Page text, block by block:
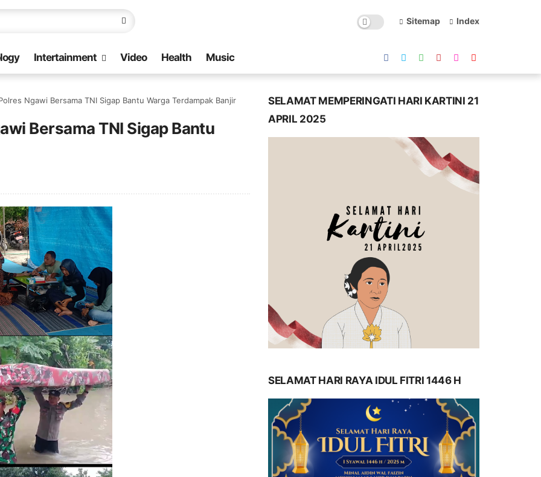
Sitemap Index
Intertainment Video Health Music
Ngawi Bersama TNI Sigap Bantu Warga Terdampak Banjir
Bersama TNI Sigap Bantu
SELAMAT MEMPERINGATI HARI KARTINI 21
APRIL 2025
SELAMAT HARI RAYA IDUL FITRI 1446 H